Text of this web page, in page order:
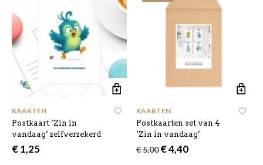
KAARTEN
Postkaart ‘Zin in
vandaag’ zelfverzekerd
€1,25
KAARTEN
Postkaarten set van 4
‘Zin in vandaag’
€5,00 Oorspronkelijke
€4,40Huidige